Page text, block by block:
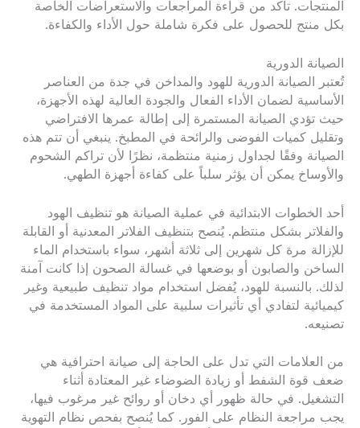
المنتجات. تأكد من قراءة المراجعات والاستعراضات الخاصة
بكل منتج للحصول على فكرة شاملة حول الأداء والكفاءة.
الصيانة الدورية
تُعتبر الصيانة الدورية للهود والمداخن في جدة من العناصر
الأساسية لضمان الأداء الفعال والجودة العالية لهذه الأجهزة،
حيث تؤدي الصيانة المستمرة إلى إطالة عمرها الافتراضي
وتقليل كميات الفوضى والرائحة في المطبخ. ينبغي أن تتم هذه
الصيانة وفقًا لجداول زمنية منتظمة، نظرًا لأن تراكم الشحوم
والأوساخ يمكن أن يؤثر سلباً على كفاءة أجهزة الطهي.
أحد الخطوات الابتدائية في عملية الصيانة هو تنظيف الهود
والفلاتر بشكل منتظم. يُنصح بتنظيف الفلاتر المعدنية أو القابلة
للإزالة مرة كل شهرين إلى ثلاثة أشهر، سواء باستخدام الماء
الساخن والصابون أو بوضعها في غسالة الصحون إذا كانت آمنة
لذلك. بالنسبة للهود، يُفضل استخدام مواد تنظيف طبيعية وغير
كيميائية لتفادي أي تأثيرات سلبية على المواد المستخدمة في
تصنيعه.
من العلامات التي تدل على الحاجة إلى صيانة احترافية هي
ضعف قوة الشفط أو زيادة الضوضاء غير المعتادة أثناء
التشغيل. في حالة ظهور أي دخان أو روائح غير مرغوب فيها،
يجب مراجعة النظام على الفور. كما يُنصح بفحص نظام التهوية